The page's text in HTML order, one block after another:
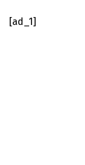
[ad_1]